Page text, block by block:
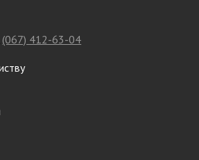
(067) 412-63-04